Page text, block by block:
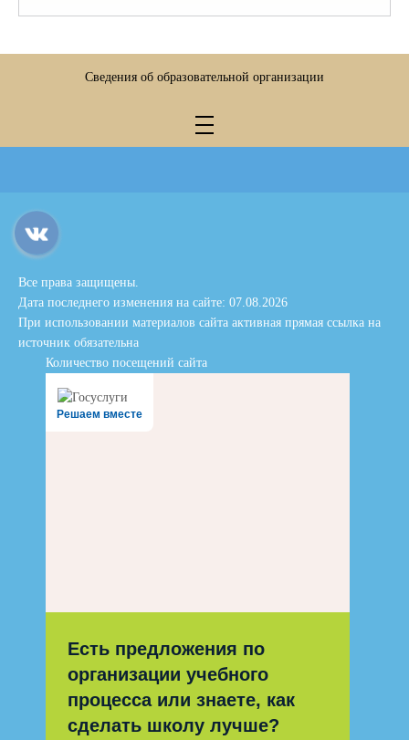
Сведения об образовательной организации
Все права защищены.
Дата последнего изменения на сайте: 07.08.2026
При использовании материалов сайта активная прямая ссылка на
источник обязательна
Количество посещений сайта
Решаем вместе
Есть предложения по
организации учебного
процесса или знаете, как
сделать школу лучше?